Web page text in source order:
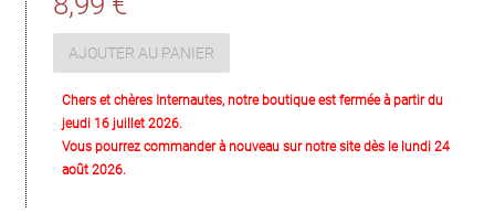
AJOUTER AU PANIER
Chers et chères Internautes, notre boutique est fermée à partir du
jeudi 16 juillet 2026.
Vous pourrez commander à nouveau sur notre site dès le lundi 24
août 2026.